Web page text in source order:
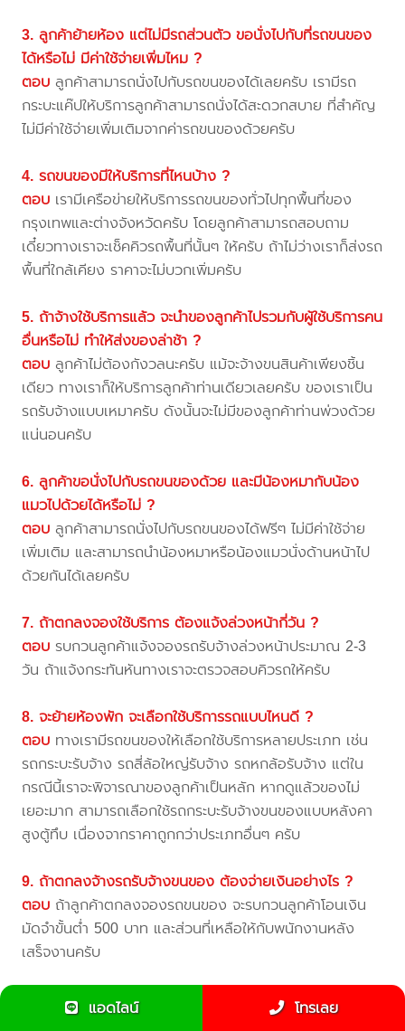
3. ลูกค้าย้ายห้อง แต่ไม่มีรถส่วนตัว ขอนั่งไปกับที่รถขนของ
ได้หรือไม่ มีค่าใช้จ่ายเพิ่มไหม ?
ตอบ ลูกค้าสามารถนั่งไปกับรถขนของได้เลยครับ เรามีรถ
กระบะแค๊ปให้บริการลูกค้าสามารถนั่งได้สะดวกสบาย ที่สำคัญ
ไม่มีค่าใช้จ่ายเพิ่มเติมจากค่ารถขนของด้วยครับ
4. รถขนของมีให้บริการที่ไหนบ้าง ?
ตอบ เรามีเครือข่ายให้บริการรถขนของทั่วไปทุกพื้นที่ของ
กรุงเทพและต่างจังหวัดครับ โดยลูกค้าสามารถสอบถาม
เดี๋ยวทางเราจะเช็คคิวรถพื้นที่นั้นๆ ให้ครับ ถ้าไม่ว่างเราก็ส่งรถ
พื้นที่ใกล้เคียง ราคาจะไม่บวกเพิ่มครับ
5. ถ้าจ้างใช้บริการแล้ว จะนำของลูกค้าไปรวมกับผู้ใช้บริการคน
อื่นหรือไม่ ทำให้ส่งของล่าช้า ?
ตอบ ลูกค้าไม่ต้องกังวลนะครับ แม้จะจ้างขนสินค้าเพียงชิ้น
เดียว ทางเราก็ให้บริการลูกค้าท่านเดียวเลยครับ ของเราเป็น
รถรับจ้างแบบเหมาครับ ดังนั้นจะไม่มีของลูกค้าท่านพ่วงด้วย
แน่นอนครับ
6. ลูกค้าขอนั่งไปกับรถขนของด้วย และมีน้องหมากับน้อง
แมวไปด้วยได้หรือไม่ ?
ตอบ ลูกค้าสามารถนั่งไปกับรถขนของได้ฟรีๆ ไม่มีค่าใช้จ่าย
เพิ่มเติม และสามารถนำน้องหมาหรือน้องแมวนั่งด้านหน้าไป
ด้วยกันได้เลยครับ
7. ถ้าตกลงจองใช้บริการ ต้องแจ้งล่วงหน้ากี่วัน ?
ตอบ รบกวนลูกค้าแจ้งจองรถรับจ้างล่วงหน้าประมาณ 2-3
วัน ถ้าแจ้งกระทันหันทางเราจะตรวจสอบคิวรถให้ครับ
8. จะย้ายห้องพัก จะเลือกใช้บริการรถแบบไหนดี ?
ตอบ ทางเรามีรถขนของให้เลือกใช้บริการหลายประเภท เช่น
รถกระบะรับจ้าง รถสี่ล้อใหญ่รับจ้าง รถหกล้อรับจ้าง แต่ใน
กรณีนี้เราจะพิจารณาของลูกค้าเป็นหลัก หากดูแล้วของไม่
เยอะมาก สามารถเลือกใช้รถกระบะรับจ้างขนของแบบหลังคา
สูงตู้ทึบ เนื่องจากราคาถูกกว่าประเภทอื่นๆ ครับ
9. ถ้าตกลงจ้างรถรับจ้างขนของ ต้องจ่ายเงินอย่างไร ?
ตอบ ถ้าลูกค้าตกลงจองรถขนของ จะรบกวนลูกค้าโอนเงิน
มัดจำขั้นต่ำ 500 บาท และส่วนที่เหลือให้กับพนักงานหลัง
เสร็จงานครับ
10. แจ้งจองคิวรถขนของแล้ว หากมีการเปลี่ยนแปลงวันขน
ย้าย จะทำอย่างไร ?
แอดไลน์ โทรเลย